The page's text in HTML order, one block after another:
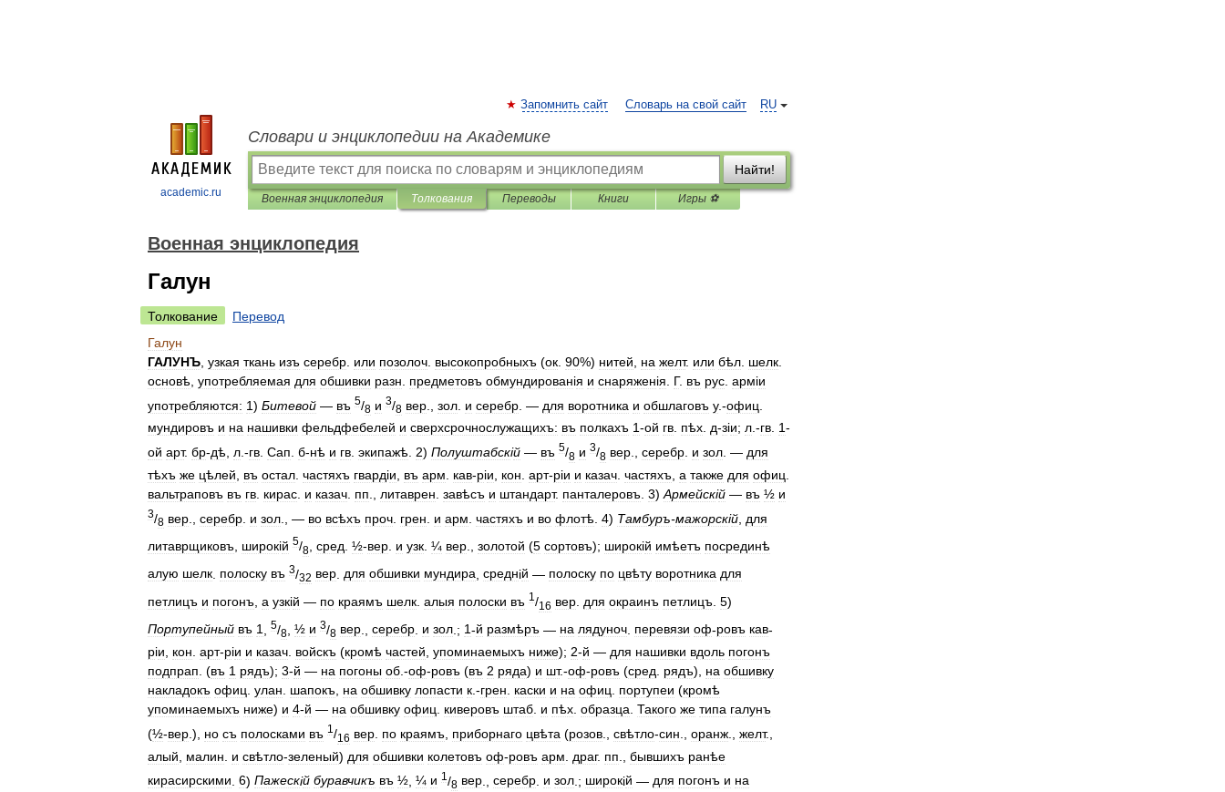
academic.ru
RU
Запомнить сайт Словарь на свой сайт
Словари и энциклопедии на Академике
Найти!
Военная энциклопедия Толкования Переводы Книги Игры ⚽
Военная энциклопедия
Галун
Толкование
Перевод
Галун
ГАЛУНЪ узкая ткань изъ серебр или позолоч высокопробныхъ (ок 90%) нитей на желт. или бѣл шелк
основѣ употребляемая для обшивки разн предметовъ обмундированія и снаряженія Г. въ рус арміи
употребляются: 1) Битевой — въ 5/8 и 3/8 вер зол и серебр . — для воротника и обшлаговъ у.-офиц
мундировъ и на нашивки фельдфебелей и сверхсрочнослужащихъ: въ полкахъ 1-ой гв. пѣх. д-зіи; л.-гв. 1-
ой арт. бр-дѣ л .-гв Сап б-нѣ и гв экипажѣ 2) Полуштабскій — въ 5/8 и 3/8 вер серебр и зол . — для
тѣхъ же цѣлей въ остал частяхъ гвардіи въ арм кав-ріи кон арт-ріи и казач частяхъ а также для офиц
вальтраповъ въ гв кирас и казач пп литаврен завѣсъ и штандарт. панталеровъ 3) Армейскій — въ ½ и
3/8 вер серебр и зол ., — во всѣхъ проч грен и арм частяхъ и во флотѣ 4) Тамбуръ-мажорскій для
литаврщиковъ
широкій 5/8 сред ½-вер и узк ¼ вер золотой (5 сортовъ); широкій имѣетъ посрединѣ
алую шелк полоску въ 3/32 вер для обшивки мундира средній — полоску по цвѣту воротника для
петлицъ и погонъ а узкій — по краямъ шелк алыя полоски въ 1 /16 вер для окраинъ петлицъ 5)
Портупейный въ 1 5/8 ½ и 3/8 вер серебр и зол .; 1-й размѣръ — на лядуноч перевязи оф-ровъ кав-
ріи кон арт-ріи и казач войскъ (кромѣ частей упоминаемыхъ ниже); 2-й — для нашивки вдоль погонъ
подпрап . (въ 1 рядъ); 3-й — на погоны об .-оф-ровъ (въ 2 ряда) и шт.-оф-ровъ (сред рядъ), на обшивку
накладокъ офиц улан шапокъ на обшивку лопасти к .-грен каски и на офиц портупеи (кромѣ
упоминаемыхъ ниже) и 4-й — на обшивку офиц киверовъ штаб и пѣх образца Такого же типа галунъ
(½-вер .), но съ полосками въ 1 /16 вер по краямъ приборнаго цвѣта (розов свѣтло-син оранж желт.,
алый
малин и свѣтло-зеленый) для обшивки колетовъ оф-ровъ арм драг. пп бывшихъ ранѣе
кирасирскими 6) Пажескій буравчикъ въ ½ ¼ и 1 /8 вер серебр и зол .; широкій — для погонъ и на